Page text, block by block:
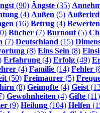
(90) Ängste (35)
(4) Außen (5)
(16) Betrug (4) Bewerten
Bücher (7) Burnout (5)
(7) Deutschland (15)
(8) Eins Sein (8)
Erfahrung (4) Erfolg (49)
(4) Familie (14) Fehler
(50) Freimaurer (5)
(8) Geimpfte (4) Geist
Gewohnheiten (4) Gifte (11)
(9) Heilung (104) Helfen